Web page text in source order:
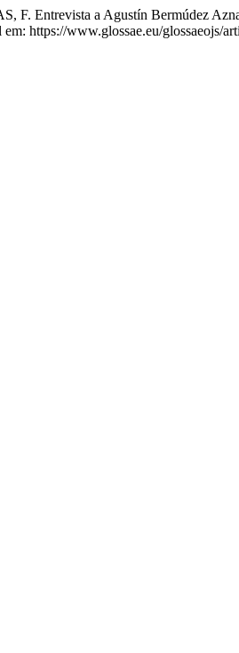
F. Entrevista a Agustín Bermúdez
https://www.glossae.eu/glossaeojs/